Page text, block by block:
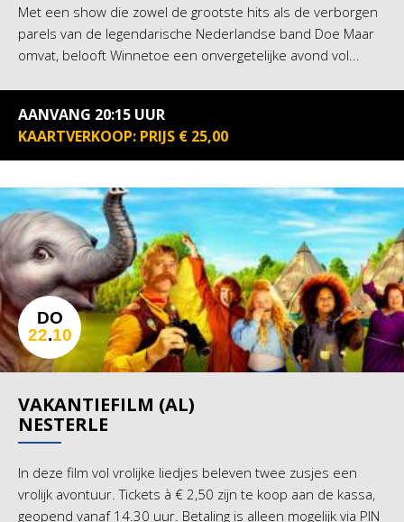
Met een show die zowel de grootste hits als de verborgen
parels van de legendarische Nederlandse band Doe Maar
omvat, belooft Winnetoe een onvergetelijke avond vol...
AANVANG 20:15 UUR
KAARTVERKOOP: PRIJS € 25,00
VAKANTIEFILM (AL)
NESTERLE
In deze film vol vrolijke liedjes beleven twee zusjes een
vrolijk avontuur. Tickets à € 2,50 zijn te koop aan de kassa,
geopend vanaf 14.30 uur. Betaling is alleen mogelijk via PIN
DO
22.10